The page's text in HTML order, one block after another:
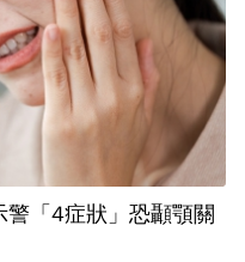
「4症狀」恐顳顎關